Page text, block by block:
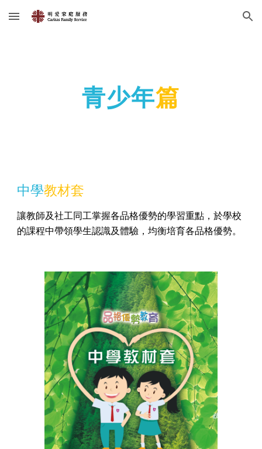
Skip to main content Skip to navigation
青少年篇
中學教材套
讓教師及社工同工掌握各品格優勢的學習重點，於學校
的課程中帶領學生認識及體驗，均衡培育各品格優勢。